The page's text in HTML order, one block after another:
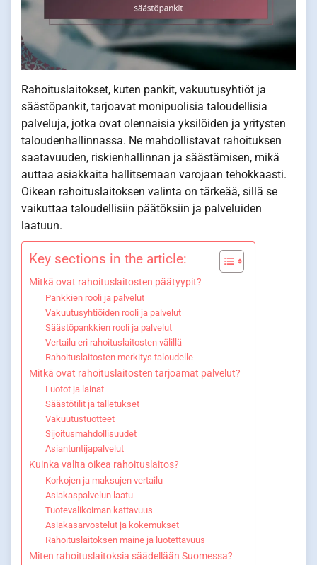
Rahoituslaitokset, kuten pankit, vakuutusyhtiöt ja
säästöpankit, tarjoavat monipuolisia taloudellisia
palveluja, jotka ovat olennaisia yksilöiden ja yritysten
taloudenhallinnassa. Ne mahdollistavat rahoituksen
saatavuuden, riskienhallinnan ja säästämisen, mikä
auttaa asiakkaita hallitsemaan varojaan tehokkaasti.
Oikean rahoituslaitoksen valinta on tärkeää, sillä se
vaikuttaa taloudellisiin päätöksiin ja palveluiden
laatuun.
Key sections in the article:
Mitkä ovat rahoituslaitosten päätyypit?
Pankkien rooli ja palvelut
Vakuutusyhtiöiden rooli ja palvelut
Säästöpankkien rooli ja palvelut
Vertailu eri rahoituslaitosten välillä
Rahoituslaitosten merkitys taloudelle
Mitkä ovat rahoituslaitosten tarjoamat palvelut?
Luotot ja lainat
Säästötilit ja talletukset
Vakuutustuotteet
Sijoitusmahdollisuudet
Asiantuntijapalvelut
Kuinka valita oikea rahoituslaitos?
Korkojen ja maksujen vertailu
Asiakaspalvelun laatu
Tuotevalikoiman kattavuus
Asiakasarvostelut ja kokemukset
Rahoituslaitoksen maine ja luotettavuus
Miten rahoituslaitoksia säädellään Suomessa?